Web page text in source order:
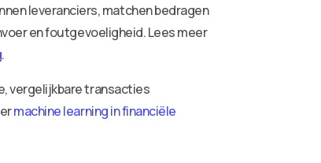
leveranciers, matchen bedragen
en foutgevoeligheid. Lees meer
.
vergelijkbare transacties
machine learning in financiële